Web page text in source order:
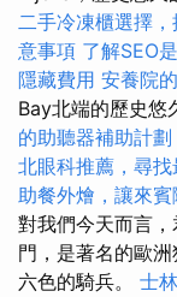
二手冷凍櫃選擇
意事項 了解SEO
隱藏費用 安養院
Bay北端的歷史悠
的助聽器補助計劃
北眼科推薦，尋
助餐外燴，讓來
對我們今天而言
門，是著名的歐
六色的騎兵。 士